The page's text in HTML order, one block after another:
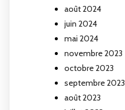
août 2024
juin 2024
mai 2024
novembre 2023
octobre 2023
septembre 2023
août 2023